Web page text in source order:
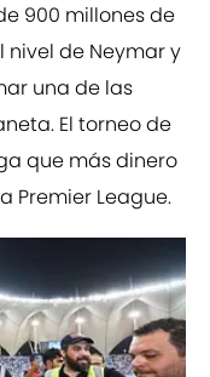
900 millones de
nivel de Neymar y
una de las
El torneo de
que más dinero
Premier League.